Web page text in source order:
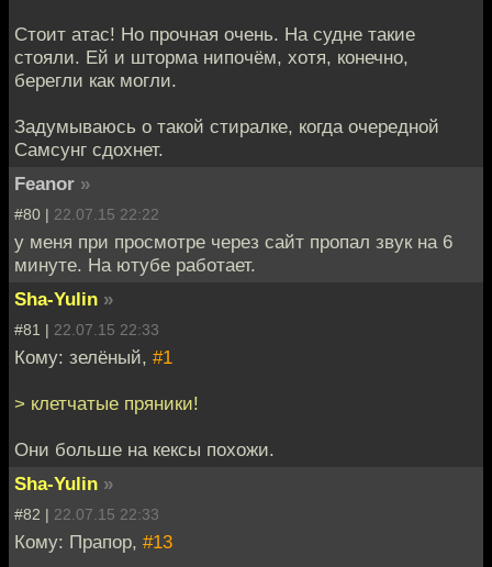
Стоит атас! Но прочная очень. На судне такие
стояли. Ей и шторма нипочём, хотя, конечно,
берегли как могли.
Задумываюсь о такой стиралке, когда очередной
Самсунг сдохнет.
Feanor »
#80 | 22.07.15 22:22
у меня при просмотре через сайт пропал звук на 6
минуте. На ютубе работает.
Sha-Yulin »
#81 | 22.07.15 22:33
Кому: зелёный, #1
> клетчатые пряники!
Они больше на кексы похожи.
Sha-Yulin »
#82 | 22.07.15 22:33
Кому: Прапор, #13